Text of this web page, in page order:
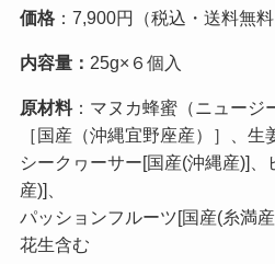
価格：7,900円（税込・送料無料
内容量： 25g×６個入
原材料：マヌカ蜂蜜（ニュージ
［国産（沖縄宜野座産）］、生
シークヮーサー[国産(沖縄産)]
産)]、
パッションフルーツ[国産(糸満
花生含む